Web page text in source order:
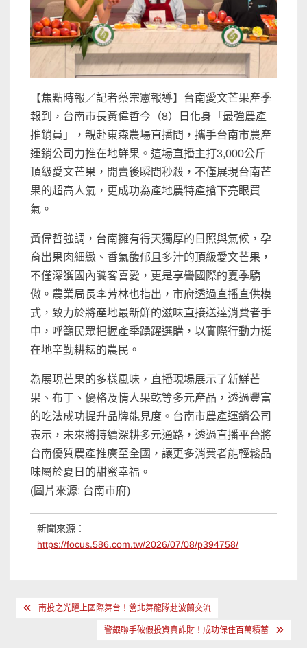
【焦點時報／記者蔡宗憲報導】台南愛文芒果產季
報到，台南市長黃偉哲今（8）日化身「最強農產
推銷員」，親赴東森農場直播間，攜手台南市農產
運銷公司力推在地鮮果。這場直播主打3,000公斤
頂級愛文芒果，開賣後瞬間秒殺，不僅展現台南芒
果的超高人氣，更成功為產地農特產搶下亮眼買
氣。
黃偉哲強調，台南擁有得天獨厚的日照與氣候，孕
育出果肉細緻、香氣馥郁且多汁的頂級愛文芒果，
不僅深獲國內饕客喜愛，更是享譽國際的夏季驕
傲。農業局長李芳林也指出，市府透過直播直供模
式，致力於將產地最新鮮的滋味直接送達消費者手
中，呼籲民眾把握產季踴躍選購，以實際行動力挺
在地辛勤耕耘的農民。
為展現芒果的多樣風味，直播現場展示了新鮮芒
果、布丁、優格及情人果乾等多元產品，透過豐富
的吃法成功提升品牌能見度。台南市農產運銷公司
表示，未來將持續深耕多元通路，透過直播平台將
台南優質農產推廣至全國，讓更多消費者能輕鬆品
味屬於夏日的甜蜜幸福。
(圖片來源: 台南市府)
新聞來源：
https://focus.586.com.tw/2026/07/08/p394758/
文 南投之光躍上國際舞台！營北舞龍隊赴波蘭交流
警銀聯手破假投資真詐財！成功保住百萬積蓄